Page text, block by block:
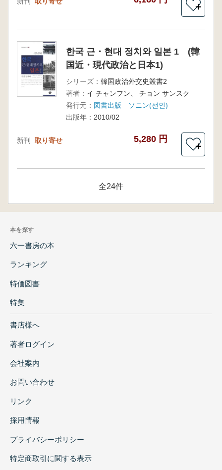
＋
한국 근・현대 정치와 일본 1 (韓
国近・現代政治と日本1)
シリーズ： 韓国政治外交史叢書2
著者： イ チャンフン、 チョン サンスク
発行元： 図書出版 ソニン(선인)
出版年： 2010/02
新刊 取り寄せ 5,280 円
＋
全24件
本を探す
六一書房の本
ランキング
特価図書
特集
書店様へ
著者ログイン
会社案内
お問い合わせ
リンク
採用情報
プライバシーポリシー
特定商取引に関する表示